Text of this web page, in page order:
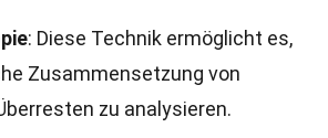
: Diese Technik ermöglicht es,
Zusammensetzung von
zu analysieren.